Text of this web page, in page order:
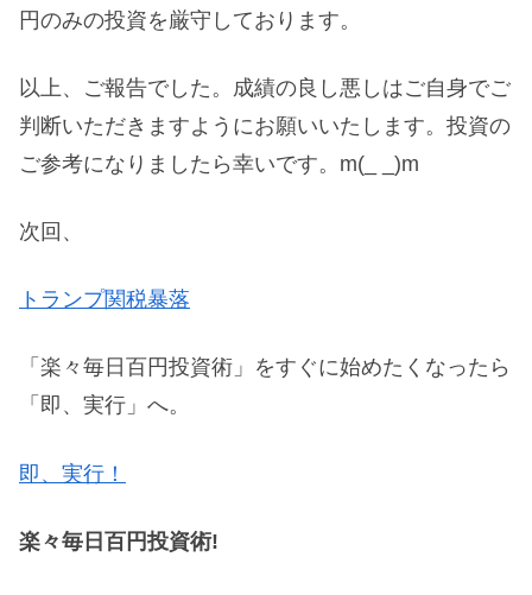
円のみの投資を厳守しております。
以上、ご報告でした。成績の良し悪しはご自身でご
判断いただきますようにお願いいたします。投資の
ご参考になりましたら幸いです。m(_ _)m
次回、
トランプ関税暴落
「楽々毎日百円投資術」をすぐに始めたくなったら
「即、実行」へ。
即、実行！
楽々毎日百円投資術!